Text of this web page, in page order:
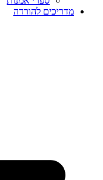
מדריכים להורדה